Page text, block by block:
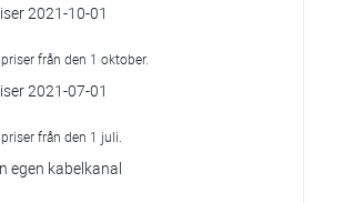
2021-10-01
från den 1 oktober.
2021-07-01
från den 1 juli.
egen kabelkanal